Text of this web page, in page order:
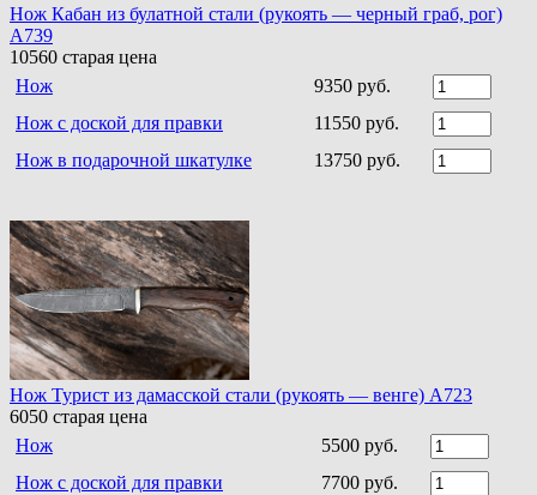
Нож Кабан из булатной стали (рукоять — черный граб, рог)
A739
10560 старая цена
Нож
9350 руб.
Нож с доской для правки
11550 руб.
Нож в подарочной шкатулке
13750 руб.
Нож Турист из дамасской стали (рукоять — венге) A723
6050 старая цена
Нож
5500 руб.
Нож с доской для правки
7700 руб.